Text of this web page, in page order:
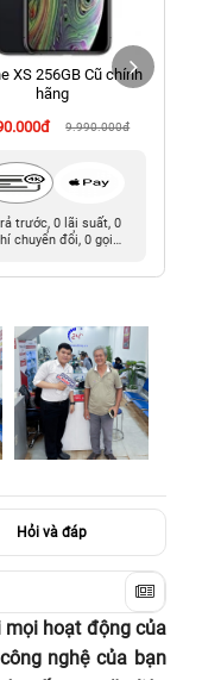
Chí Minh (TP. Vũng
Minh (Tân Bình
XS 256GB Cũ chính
hãng
9.990.000đ
trước, 0 lãi suất, 0
chuyển đổi, 0 gọi
Hỏi và đáp
mọi hoạt động của
nghệ của bạn